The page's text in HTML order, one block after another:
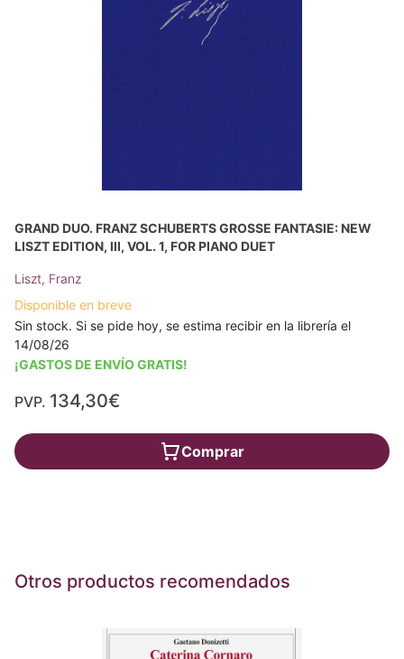
GRAND DUO. FRANZ SCHUBERTS GROSSE FANTASIE: NEW
LISZT EDITION, III, VOL. 1, FOR PIANO DUET
Liszt, Franz
Disponible en breve
Sin stock. Si se pide hoy, se estima recibir en la librería el
14/08/26
¡GASTOS DE ENVÍO GRATIS!
PVP. 134,30€
Comprar
Otros productos recomendados